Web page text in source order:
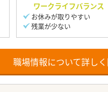
ワークライフバランス
お休みが取りやすい
残業が少ない
職場情報について詳しく